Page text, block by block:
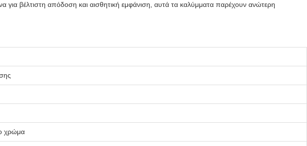
βέλτιστη απόδοση και αισθητική εμφάνιση, αυτά τα καλύμματα παρέχουν ανώτερη
χρώμα